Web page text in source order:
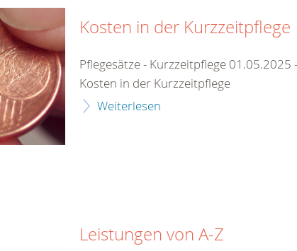
Kosten in der Kurzzeitpflege
Pflegesätze - Kurzzeitpflege
Kosten in der Kurzzeitpflege
Weiterlesen
Leistungen von A-Z